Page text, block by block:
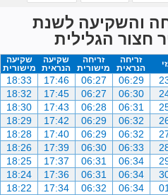
והשקיעה לשנת
חצור הגלילית
זריחה
הנראית
זריחה
מישורית
שקיעה
הנראית
שקיעה
מישורית
06:29
06:27
17:46
18:33
06:30
06:27
17:45
18:32
06:31
06:28
17:43
18:30
06:32
06:29
17:42
18:29
06:32
06:29
17:40
18:28
06:33
06:30
17:39
18:26
06:34
06:31
17:37
18:25
06:34
06:31
17:36
18:24
06:34
06:32
17:34
18:22